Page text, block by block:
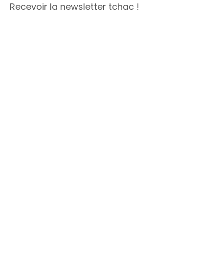
Recevoir la newsletter tchac !